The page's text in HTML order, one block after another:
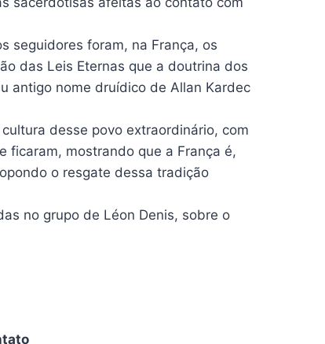
seguidores foram, na França, os
das Leis Eternas que a doutrina dos
antigo nome druídico de Allan Kardec
desse povo extraordinário, com
ficaram, mostrando que a França é,
o resgate dessa tradição
no grupo de Léon Denis, sobre o